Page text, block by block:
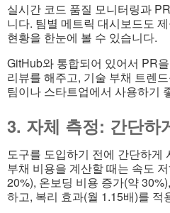
실시간 코드 품질 모니터링과
니다. 팀별 메트릭 대시보드도
현황을 한눈에 볼 수 있습니다.
GitHub와 통합되어 있어서 PR
리뷰를 해주고, 기술 부채 트렌
팀이나 스타트업에서 사용하기
3. 자체 측정: 간단하
도구를 도입하기 전에 간단하게
부채 비용을 계산할 때는 속도
20%), 온보딩 비용 증가(약
하고, 복리 효과(월 1.15배)를 적